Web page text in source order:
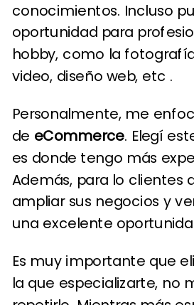
conocimientos. Incluso
oportunidad para
hobby, como la
video, diseño web, etc .
Personalmente, me
de eCommerce. Elegí
es donde tengo más
Además, para lo clientes
ampliar sus negocios y
una excelente
Es muy importante que
la que especializarte, no